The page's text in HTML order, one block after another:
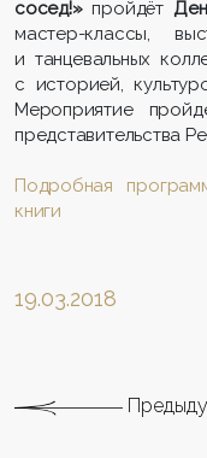
сосед!»пройдёт
мастер-классы,
и танцевальных
с историей,
Мероприятие
представительства
Подробная
книги
19.03.2018